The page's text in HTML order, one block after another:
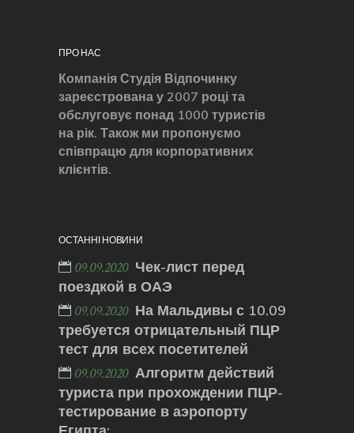
ПРО НАС
Компанія Студія Відпочинку
зареєстрована у 2007 році та
обслуговує понад 1000 туристів
на рік. Також ми пропонуємо
співпрацю для корпоративних
клієнтів.
ОСТАННІ НОВИНИ
09.09.2020 Чек-лист перед
поездкой в ОАЭ
09.09.2020 На Мальдивы с 10.09
требуется отрицательный ПЦР
тест для всех посетителей
09.09.2020 Алгоритм действий
туриста при прохождении ПЦР-
тестирование в аэропорту